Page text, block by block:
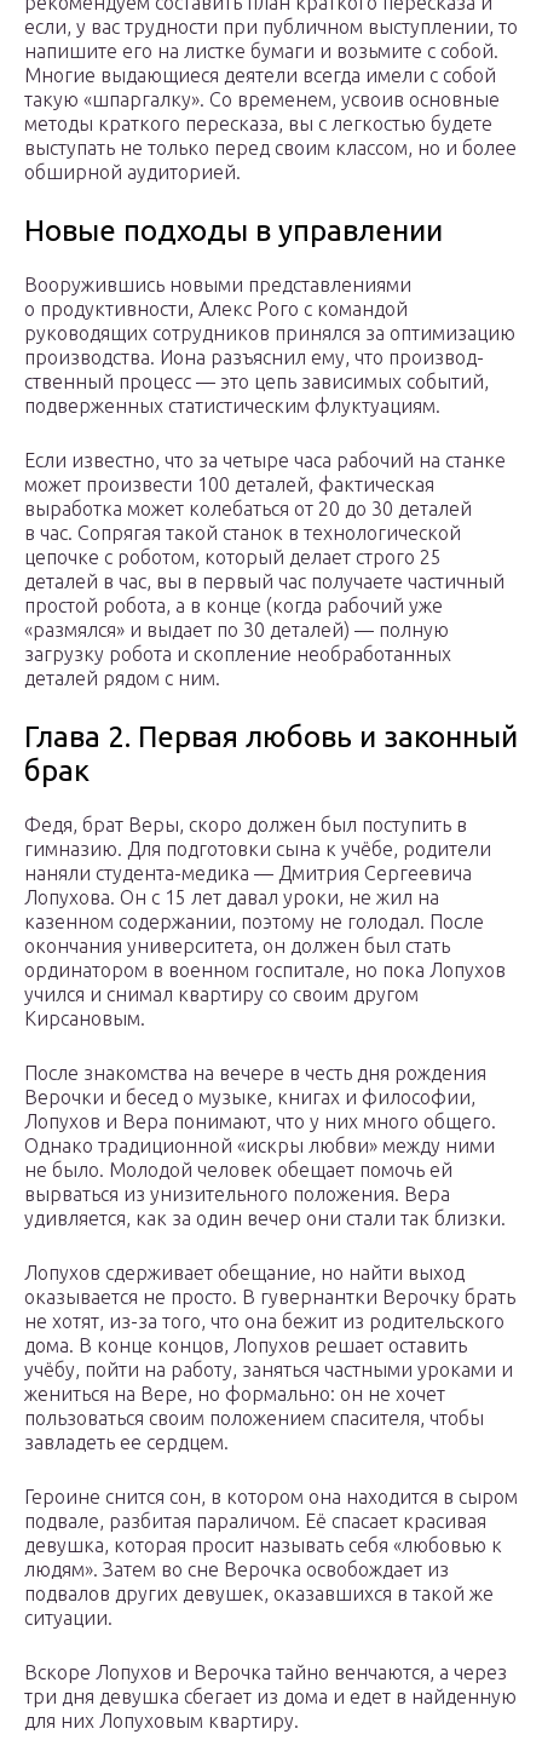
если, у вас трудности при публичном выступлении, то
напишите его на листке бумаги и возьмите с собой.
Многие выдающиеся деятели всегда имели с собой
такую «шпаргалку». Со временем, усвоив основные
методы краткого пересказа, вы с легкостью будете
выступать не только перед своим классом, но и более
обширной аудиторией.
Новые подходы в управлении
Вооружившись новыми представ­лениями
о продуктивности, Алекс Рого с командой
руководящих сотрудников принялся за оптимизацию
производства. Иона разъяснил ему, что производ­
ственный процесс — это цепь зависимых событий,
подверженных статистическим флуктуациям.
Если известно, что за четыре часа рабочий на станке
может произвести 100 деталей, фактическая
выработка может колебаться от 20 до 30 деталей
в час. Сопрягая такой станок в техноло­гической
цепочке с роботом, который делает строго 25
деталей в час, вы в первый час получаете частичный
простой робота, а в конце (когда рабочий уже
«размялся» и выдает по 30 деталей) — полную
загрузку робота и скопление необработанных
деталей рядом с ним.
Глава 2. Первая любовь и законный
брак
Федя, брат Веры, скоро должен был поступить в
гимназию. Для подготовки сына к учёбе, родители
наняли студента-медика — Дмитрия Сергеевича
Лопухова. Он с 15 лет давал уроки, не жил на
казенном содержании, поэтому не голодал. После
окончания университета, он должен был стать
ординатором в военном госпитале, но пока Лопухов
учился и снимал квартиру со своим другом
Кирсановым.
После знакомства на вечере в честь дня рождения
Верочки и бесед о музыке, книгах и философии,
Лопухов и Вера понимают, что у них много общего.
Однако традиционной «искры любви» между ними
не было. Молодой человек обещает помочь ей
вырваться из унизительного положения. Вера
удивляется, как за один вечер они стали так близки.
Лопухов сдерживает обещание, но найти выход
оказывается не просто. В гувернантки Верочку брать
не хотят, из-за того, что она бежит из родительского
дома. В конце концов, Лопухов решает оставить
учёбу, пойти на работу, заняться частными уроками и
жениться на Вере, но формально: он не хочет
пользоваться своим положением спасителя, чтобы
завладеть ее сердцем.
Героине снится сон, в котором она находится в сыром
подвале, разбитая параличом. Её спасает красивая
девушка, которая просит называть себя «любовью к
людям». Затем во сне Верочка освобождает из
подвалов других девушек, оказавшихся в такой же
ситуации.
Вскоре Лопухов и Верочка тайно венчаются, а через
три дня девушка сбегает из дома и едет в найденную
для них Лопуховым квартиру.